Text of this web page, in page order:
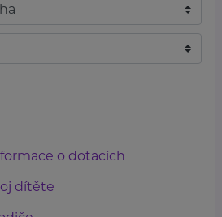
o dotacích
dítěte